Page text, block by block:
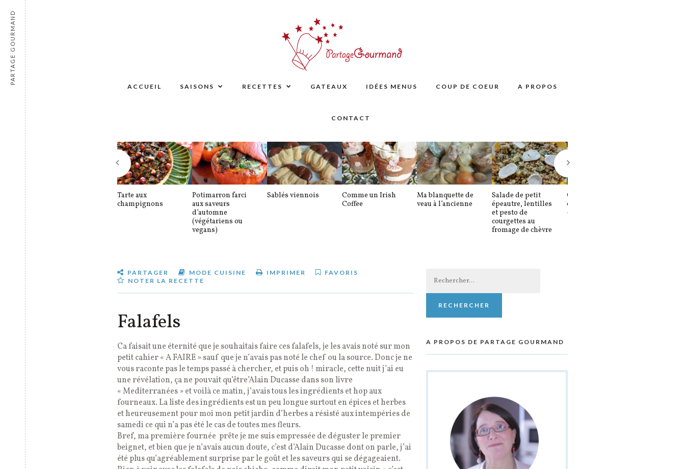
ACCUEIL SAISONS RECETTES GATEAUX IDÉES MENUS COUP DE COEUR A PROPOS
CONTACT
Tarte aux
champignons
Potimarron farci
aux saveurs
d’automne
(végétariens ou
vegans)
Sablés viennois
Comme un Irish
Coffee
Ma blanquette de
veau à l’ancienne
Salade de petit
épeautre, lentilles
et pesto de
courgettes au
fromage de chèvre
Confiture de melon
comme un calisson
– L’été en pot (2)
PARTAGER MODE CUISINE IMPRIMER
FAVORIS
NOTER LA RECETTE
Falafels
Ca faisait une éternité que je souhaitais faire ces falafels, je les avais noté sur mon
petit cahier « A FAIRE » sauf que je n’avais pas noté le chef ou la source. Donc je ne
vous raconte pas le temps passé à chercher, et puis oh ! miracle, cette nuit j’ai eu
une révélation, ça ne pouvait qu’être’Alain Ducasse dans son livre
« Mediterranées » et voilà ce matin, j’avais tous les ingrédients et hop aux
fourneaux. La liste des ingrédients est un peu longue surtout en épices et herbes
et heureusement pour moi mon petit jardin d’herbes a résisté aux intempéries de
samedi ce qui n’a pas été le cas de toutes mes fleurs.
Bref, ma première fournée prête je me suis empressée de déguster le premier
beignet, et bien que je n’avais aucun doute, c’est d’Alain Ducasse dont on parle, j’ai
été plus qu’agréablement surprise par le goût et les saveurs qui se dégageaient.
A PROPOS DE PARTAGE GOURMAND
PARTAGE GOURMAND